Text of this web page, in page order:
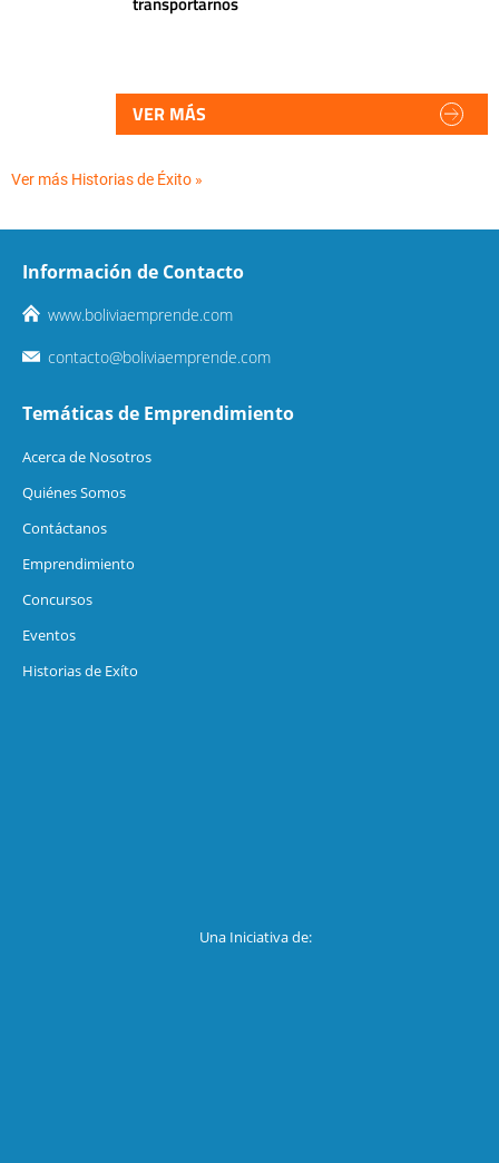
VER MÁS
Ver más Historias de Éxito »
Información de Contacto
www.boliviaemprende.com
contacto@boliviaemprende.com
Temáticas de Emprendimiento
Acerca de Nosotros
Quiénes Somos
Contáctanos
Emprendimiento
Concursos
Eventos
Historias de Exíto
Una Iniciativa de: